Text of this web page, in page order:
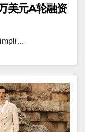
美元A轮融资